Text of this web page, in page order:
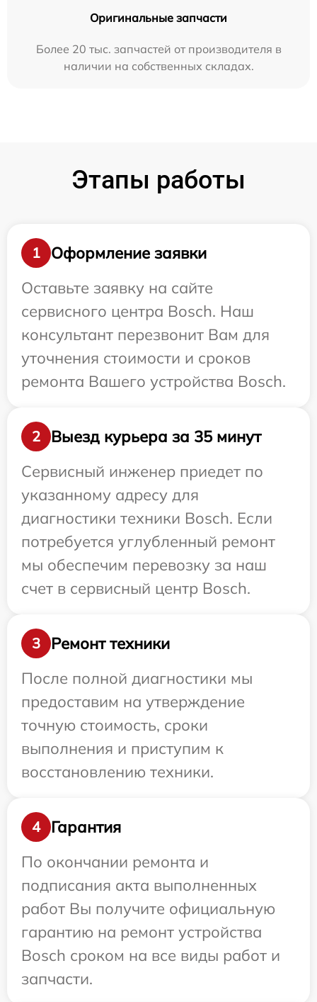
Оригинальные запчасти
Более 20 тыс. запчастей от производителя в
наличии на собственных складах.
Этапы работы
1
Оформление заявки
Оставьте заявку на сайте
сервисного центра Bosch. Наш
консультант перезвонит Вам для
уточнения стоимости и сроков
ремонта Вашего устройства Bosch.
2
Выезд курьера за 35 минут
Сервисный инженер приедет по
указанному адресу для
диагностики техники Bosch. Если
потребуется углубленный ремонт
мы обеспечим перевозку за наш
счет в сервисный центр Bosch.
3
Ремонт техники
После полной диагностики мы
предоставим на утверждение
точную стоимость, сроки
выполнения и приступим к
восстановлению техники.
4
Гарантия
По окончании ремонта и
подписания акта выполненных
работ Вы получите официальную
гарантию на ремонт устройства
Bosch сроком на все виды работ и
запчасти.